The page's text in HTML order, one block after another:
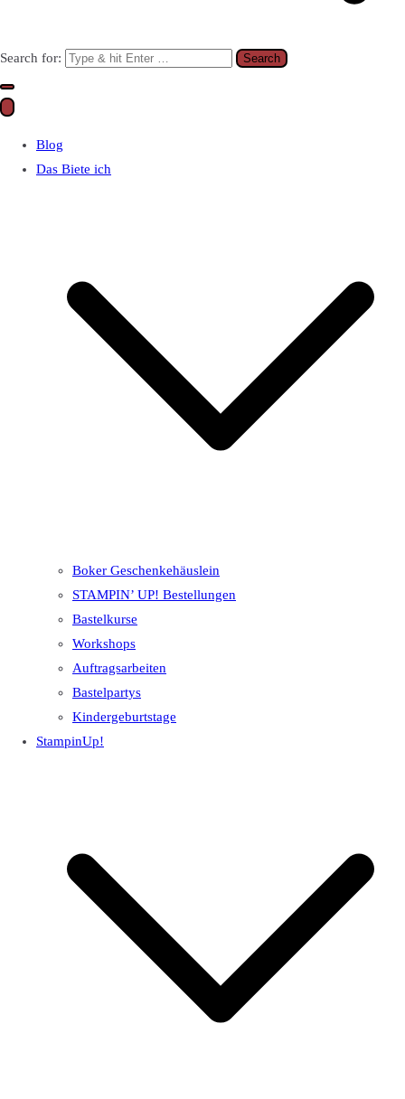
Search for:
Blog
Das Biete ich
Boker Geschenkehäuslein
STAMPIN’ UP! Bestellungen
Bastelkurse
Workshops
Auftragsarbeiten
Bastelpartys
Kindergeburtstage
StampinUp!